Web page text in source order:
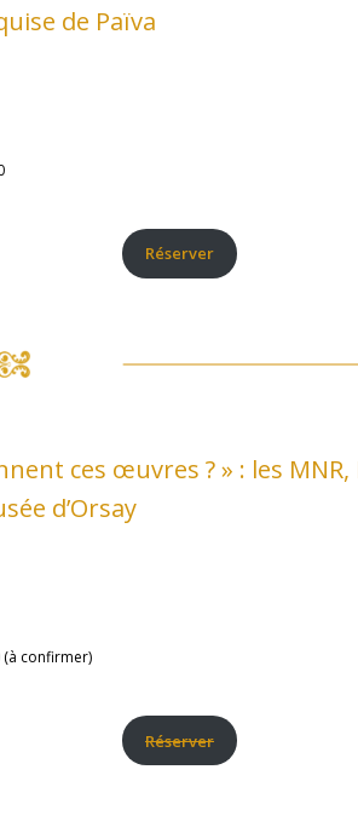
de Païva
Réserver
ces œuvres ? » : les
d’Orsay
(à confirmer)
Réserver